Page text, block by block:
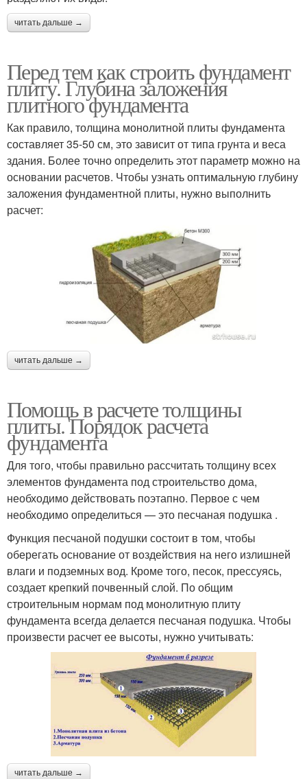
читать дальше →
Перед тем как строить фундамент
плиту. Глубина заложения
плитного фундамента
Как правило, толщина монолитной плиты фундамента
составляет 35-50 см, это зависит от типа грунта и веса
здания. Более точно определить этот параметр можно на
основании расчетов. Чтобы узнать оптимальную глубину
заложения фундаментной плиты, нужно выполнить
расчет:
читать дальше →
Помощь в расчете толщины
плиты. Порядок расчета
фундамента
Для того, чтобы правильно рассчитать толщину всех
элементов фундамента под строительство дома,
необходимо действовать поэтапно. Первое с чем
необходимо определиться — это песчаная подушка .
Функция песчаной подушки состоит в том, чтобы
оберегать основание от воздействия на него излишней
влаги и подземных вод. Кроме того, песок, прессуясь,
создает крепкий почвенный слой. По общим
строительным нормам под монолитную плиту
фундамента всегда делается песчаная подушка. Чтобы
произвести расчет ее высоты, нужно учитывать:
читать дальше →